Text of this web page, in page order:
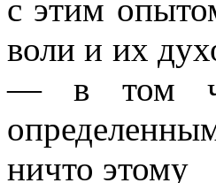
с этим
воли и их
— в том
ничто этому